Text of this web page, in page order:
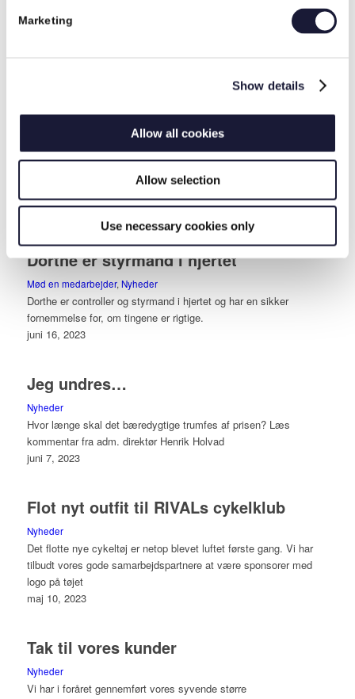
Marketing
Show details
Allow all cookies
Allow selection
Use necessary cookies only
fræseopgaver på aften- og nathold
Kirsten shiner uden for rampelyset
Mød en medarbejder,Nyheder
Kirsten er en sikker tovholder inden for både vores HR, CSR og
juni 16, 2023
Dorthe er styrmand i hjertet
Mød en medarbejder, Nyheder
Dorthe er controller og styrmand i hjertet og har en sikker
fornemmelse for, om tingene er rigtige.
juni 16, 2023
Jeg undres…
Nyheder
Hvor længe skal det bæredygtige trumfes af prisen? Læs
kommentar fra adm. direktør Henrik Holvad
juni 7, 2023
Flot nyt outfit til RIVALs cykelklub
Nyheder
Det flotte nye cykeltøj er netop blevet luftet første gang. Vi har
tilbudt vores gode samarbejdspartnere at være sponsorer med
logo på tøjet
maj 10, 2023
Tak til vores kunder
Nyheder
Vi har i foråret gennemført vores syvende større